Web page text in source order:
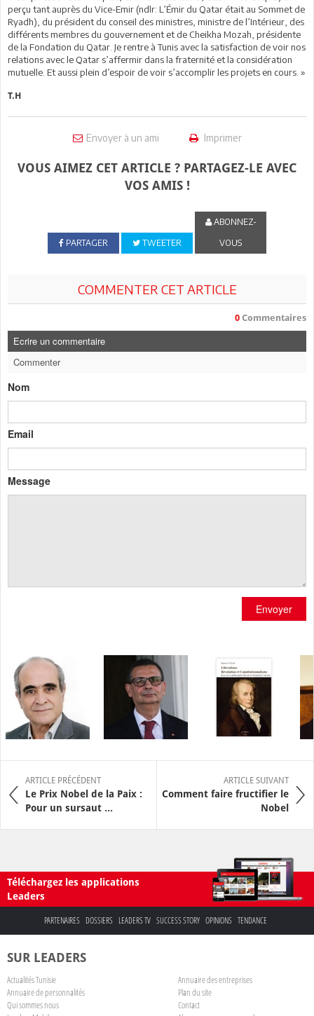
perçu tant auprès du Vice-Emir (ndlr: L’Émir du Qatar était au Sommet de
Ryadh), du président du conseil des ministres, ministre de l’Intérieur, des
différents membres du gouvernement et de Cheikha Mozah, présidente
de la Fondation du Qatar. Je rentre à Tunis avec la satisfaction de voir nos
relations avec le Qatar s’affermir dans la fraternité et la considération
mutuelle. Et aussi plein d’espoir de voir s’accomplir les projets en cours. »
T.H
Envoyer à un ami Imprimer
VOUS AIMEZ CET ARTICLE ? PARTAGEZ-LE AVEC
VOS AMIS !
PARTAGER TWEETER
ABONNEZ-
VOUS
COMMENTER CET ARTICLE
0 Commentaires
Ecrire un commentaire
Commenter
Nom
Email
Message
Envoyer
ARTICLE PRÉCÉDENT
Le Prix Nobel de la Paix :
Pour un sursaut ...
ARTICLE SUIVANT
Comment faire fructifier le
Nobel
Téléchargez les applications
Leaders
PARTENAIRES DOSSIERS LEADERS TV SUCCESS STORY OPINIONS TENDANCE
SUR LEADERS
Actualités Tunisie
Annuaire des entreprises
Annuaire de personnalités
Plan du site
Qui sommes nous
Contact